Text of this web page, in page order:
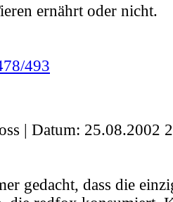
ernährt oder nicht.
493
| Datum: 25.08.2002
gedacht, dass die